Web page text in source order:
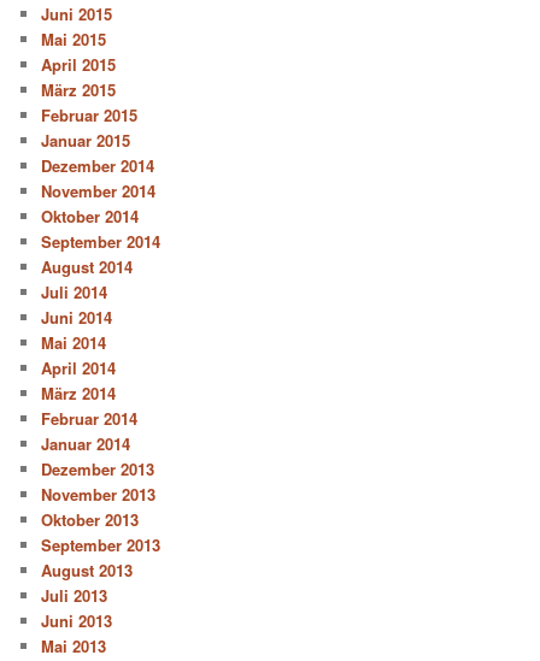
Juni 2015
Mai 2015
April 2015
März 2015
Februar 2015
Januar 2015
Dezember 2014
November 2014
Oktober 2014
September 2014
August 2014
Juli 2014
Juni 2014
Mai 2014
April 2014
März 2014
Februar 2014
Januar 2014
Dezember 2013
November 2013
Oktober 2013
September 2013
August 2013
Juli 2013
Juni 2013
Mai 2013